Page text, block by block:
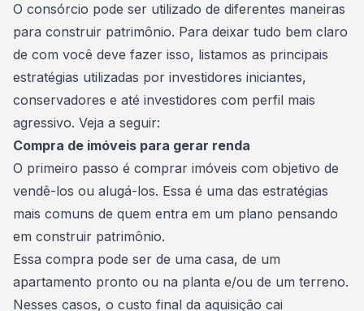
O consórcio pode ser utilizado de diferentes maneiras
para construir patrimônio. Para deixar tudo bem claro
de com você deve fazer isso, listamos as principais
estratégias utilizadas por investidores iniciantes,
conservadores e até investidores com perfil mais
agressivo. Veja a seguir:
Compra de imóveis para gerar renda
O primeiro passo é comprar imóveis com objetivo de
vendê-los ou alugá-los. Essa é uma das estratégias
mais comuns de quem entra em um plano pensando
em construir patrimônio.
Essa compra pode ser de uma casa, de um
apartamento pronto ou na planta e/ou de um terreno.
Nesses casos, o custo final da aquisição cai